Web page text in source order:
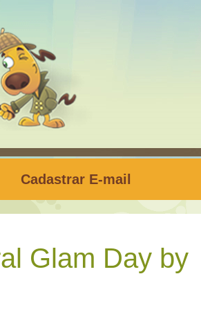
Cadastrar E-mail
Glam Day by